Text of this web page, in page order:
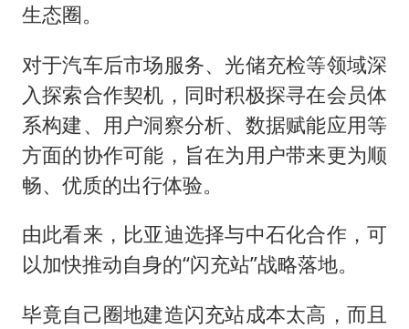
生态圈。
对于汽车后市场服务、光储充检等领域深
入探索合作契机，同时积极探寻在会员体
系构建、用户洞察分析、数据赋能应用等
方面的协作可能，旨在为用户带来更为顺
畅、优质的出行体验。
由此看来，比亚迪选择与中石化合作，可
以加快推动自身的“闪充站”战略落地。
毕竟自己圈地建造闪充站成本太高，而且